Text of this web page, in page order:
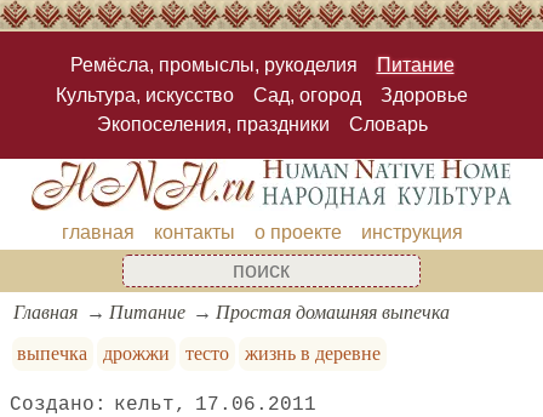
Ремёсла, промыслы, рукоделия
Питание
Культура, искусство
Сад, огород
Здоровье
Экопоселения, праздники
Словарь
главная контакты о проекте инструкция
Главная Питание
Простая домашняя выпечка
выпечка
дрожжи тесто жизнь в деревне
кельт 17.06.2011